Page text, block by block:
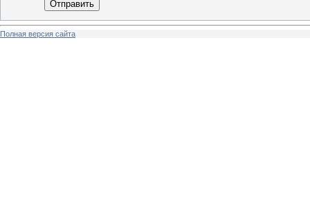
Отправить
Полная версия сайта